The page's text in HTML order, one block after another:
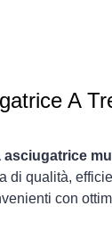
A
di qualità,
con